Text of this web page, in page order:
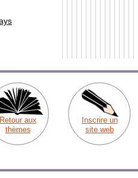
Retour aux
thèmes
Inscrire un
site web